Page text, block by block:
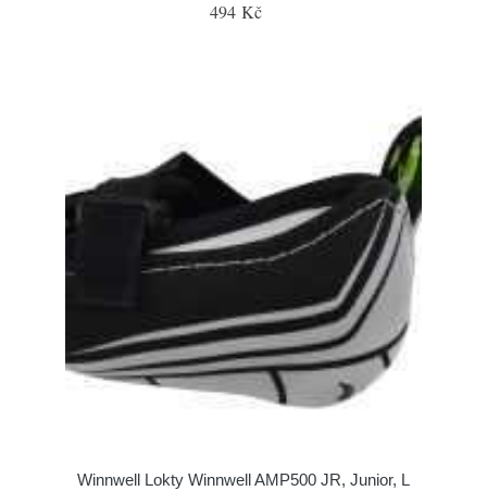
494 Kč
Winnwell Lokty Winnwell AMP500 JR, Junior, L